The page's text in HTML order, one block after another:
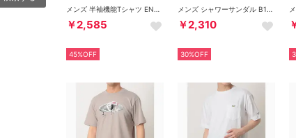
￥2,585
45%OFF
￥2,310
30%OFF